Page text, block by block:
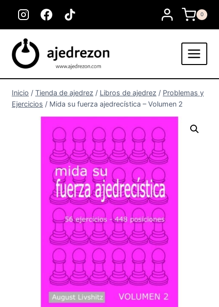
contenido
0
Inicio / Tienda de ajedrez / Libros de ajedrez / Problemas y
Ejercicios / Mida su fuerza ajedrecística – Volumen 2